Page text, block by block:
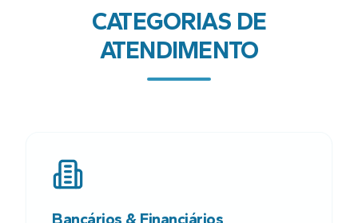
CATEGORIAS DE
ATENDIMENTO
Bancários & Financiários